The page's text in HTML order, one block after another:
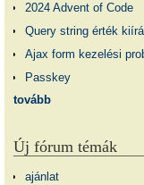
2024 Advent of Code
Query string érték
Ajax form kezelési
Passkey
tovább
Új fórum témák
ajánlat